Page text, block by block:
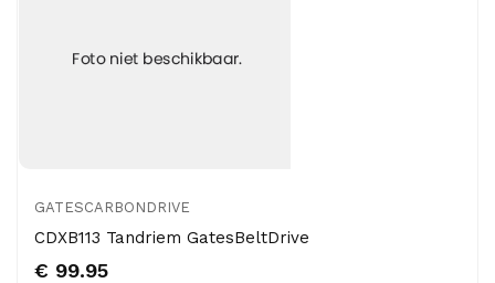
GATESCARBONDRIVE
CDXB113 Tandriem GatesBeltDrive
€ 99.95